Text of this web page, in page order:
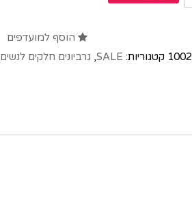
הוסף למועדפים
1002 קטגוריות: SALE
, גרביונים חלקים לנשים